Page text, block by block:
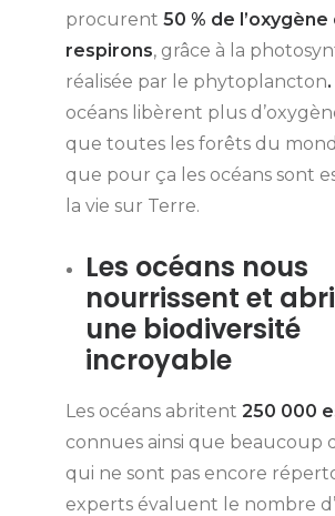
procurent 50 % de
respirons, grâce à la
réalisée par le phytoplancton.
océans libèrent plus
que toutes les forêts du
que pour ça les océans sont
la vie sur Terre.
Les océans nous
nourrissent et
une biodiversité
incroyable
Les océans abritent 250 000
connues ainsi que beaucoup
qui ne sont pas encore
experts évaluent le nombre